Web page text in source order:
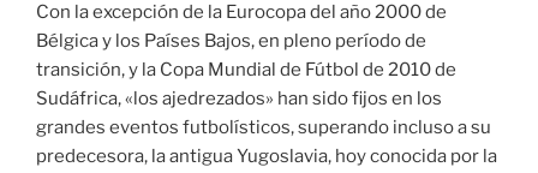
Con la excepción de la Eurocopa del año 2000 de
Bélgica y los Países Bajos, en pleno período de
transición, y la Copa Mundial de Fútbol de 2010 de
Sudáfrica, «los ajedrezados» han sido fijos en los
grandes eventos futbolísticos, superando incluso a su
predecesora, la antigua Yugoslavia, hoy conocida por la